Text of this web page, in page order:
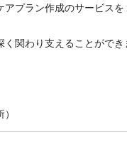
プラン作成のサービス
関わり支えることができ